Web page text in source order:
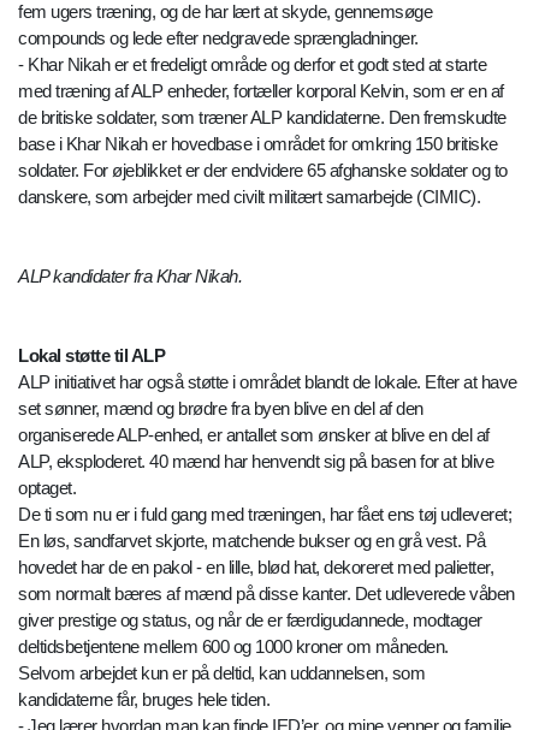
fem ugers træning, og de har lært at skyde, gennemsøge
compounds og lede efter nedgravede sprængladninger.
- Khar Nikah er et fredeligt område og derfor et godt sted at starte
med træning af ALP enheder, fortæller korporal Kelvin, som er en af
de britiske soldater, som træner ALP kandidaterne. Den fremskudte
base i Khar Nikah er hovedbase i området for omkring 150 britiske
soldater. For øjeblikket er der endvidere 65 afghanske soldater og to
danskere, som arbejder med civilt militært samarbejde (CIMIC).
ALP kandidater fra Khar Nikah.
Lokal støtte til ALP
ALP initiativet har også støtte i området blandt de lokale. Efter at have
set sønner, mænd og brødre fra byen blive en del af den
organiserede ALP-enhed, er antallet som ønsker at blive en del af
ALP, eksploderet. 40 mænd har henvendt sig på basen for at blive
optaget.
De ti som nu er i fuld gang med træningen, har fået ens tøj udleveret;
En løs, sandfarvet skjorte, matchende bukser og en grå vest. På
hovedet har de en pakol - en lille, blød hat, dekoreret med palietter,
som normalt bæres af mænd på disse kanter. Det udleverede våben
giver prestige og status, og når de er færdigudannede, modtager
deltidsbetjentene mellem 600 og 1000 kroner om måneden.
Selvom arbejdet kun er på deltid, kan uddannelsen, som
kandidaterne får, bruges hele tiden.
- Jeg lærer hvordan man kan finde IED’er, og mine venner og familie